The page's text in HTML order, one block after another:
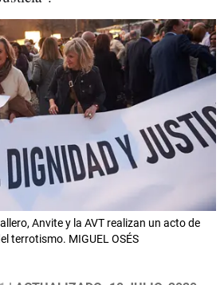
Anvite y la AVT realizan un acto de
terrotismo. MIGUEL OSÉS